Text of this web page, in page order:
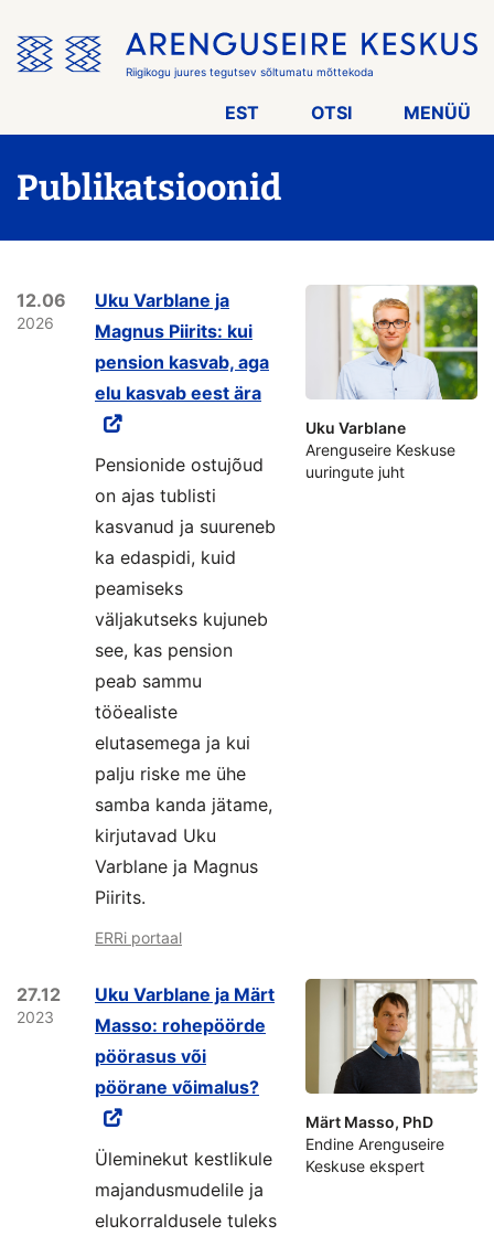
menüü
vahele
Riigikogu juures tegutsev sõltumatu mõttekoda
EST OTSI MENÜÜ
Publikatsioonid
12.06
2026
Uku Varblane ja
Magnus Piirits: kui
pension kasvab, aga
elu kasvab eest ära
Pensionide ostujõud
on ajas tublisti
kasvanud ja suureneb
ka edaspidi, kuid
peamiseks
väljakutseks kujuneb
see, kas pension
peab sammu
tööealiste
elutasemega ja kui
palju riske me ühe
samba kanda jätame,
kirjutavad Uku
Varblane ja Magnus
Piirits.
ERRi portaal
Uku Varblane
Arenguseire Keskuse
uuringute juht
27.12
2023
Uku Varblane ja Märt
Masso: rohepöörde
pöörasus või
pöörane võimalus?
Üleminekut kestlikule
majandusmudelile ja
elukorraldusele tuleks
Märt Masso, PhD
Endine Arenguseire
Keskuse ekspert